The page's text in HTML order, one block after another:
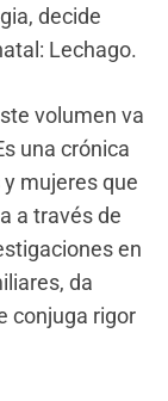
decide
Lechago.
volumen va
una crónica
mujeres que
a través de
en
da
conjuga rigor